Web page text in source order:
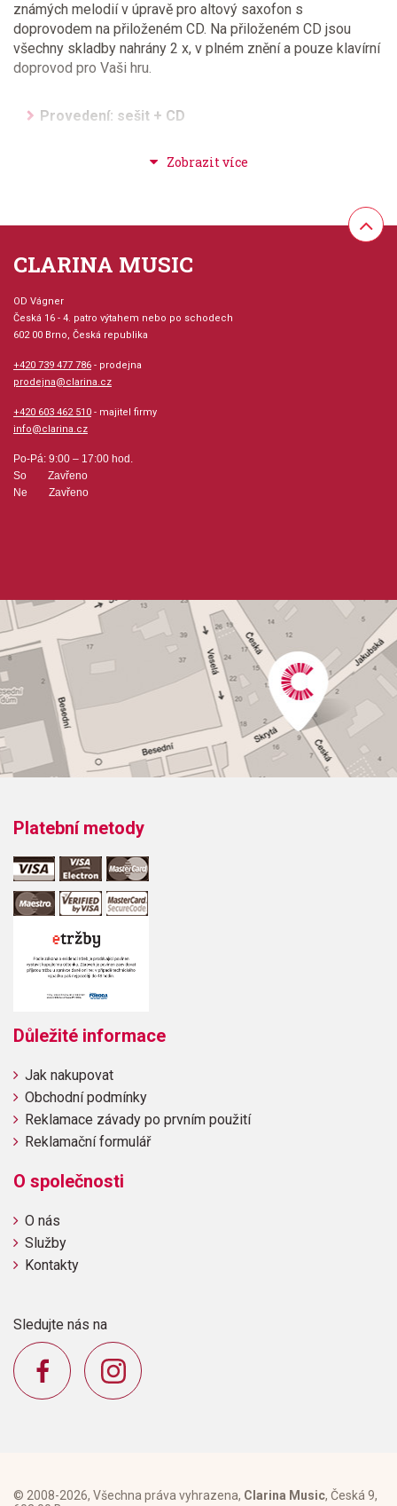
známých melodií v úpravě pro altový saxofon s
doprovodem na přiloženém CD. Na přiloženém CD jsou
všechny skladby nahrány 2 x, v plném znění a pouze klavírní
doprovod pro Vaši hru.
Provedení: sešit + CD
Aranžér: Nijs, Johan
Počet skladeb: 12
Počet stran: 27
hudební úprava: melodie
Obsazení: solo
Odběr minimálně 1 kus
Mazurka Op. 30 No. 2SostenutoNocturne Op. 15 No.
1Funeral March from Sonate No. 2 Op. 35Mazurka Op. 30
No. 3Etude Op. 10 No. 3TristesseValse Op. 69 No.
1L'AdieuMazurka Op. 7 No. 2Valse Op. 70 No. 1Mazurka Op.
6 No. 1Nocturne Op. 9 No. 2Polonaise Op. 40 No. 1
CLARINA MUSIC
OD Vágner
Česká 16 - 4. patro výtahem nebo po schodech
602 00 Brno, Česká republika
+420 739 477 786 - prodejna
prodejna@clarina.cz
+420 603 462 510 - majitel firmy
info@clarina.cz
Po-Pá: 9:00 – 17:00 hod.
So Zavřeno
Ne Zavřeno
Platební metody
Důležité informace
Jak nakupovat
Obchodní podmínky
Reklamace závady po prvním použití
Reklamační formulář
O společnosti
O nás
Služby
Kontakty
Sledujte nás na
© 2008-2026, Všechna práva vyhrazena, Clarina Music, Česká 9,